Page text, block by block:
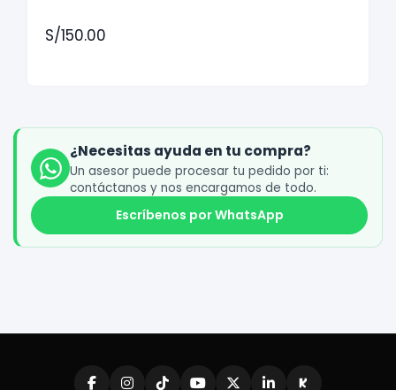
S/150.00
¿Necesitas ayuda en tu compra?
Un asesor puede procesar tu pedido por ti:
contáctanos y nos encargamos de todo.
Escríbenos por WhatsApp